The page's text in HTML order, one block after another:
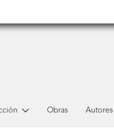
Obras Autores